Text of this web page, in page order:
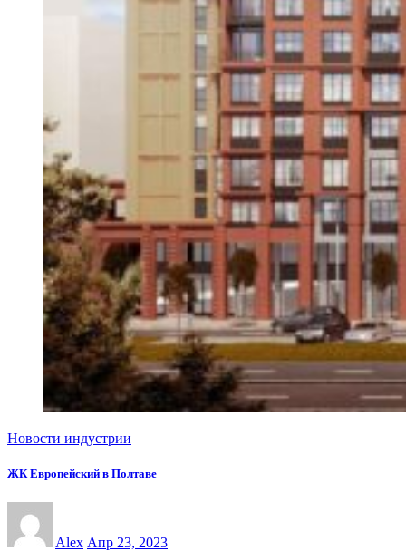
Новости индустрии
ЖК Европейский в Полтаве
Alex Апр 23, 2023